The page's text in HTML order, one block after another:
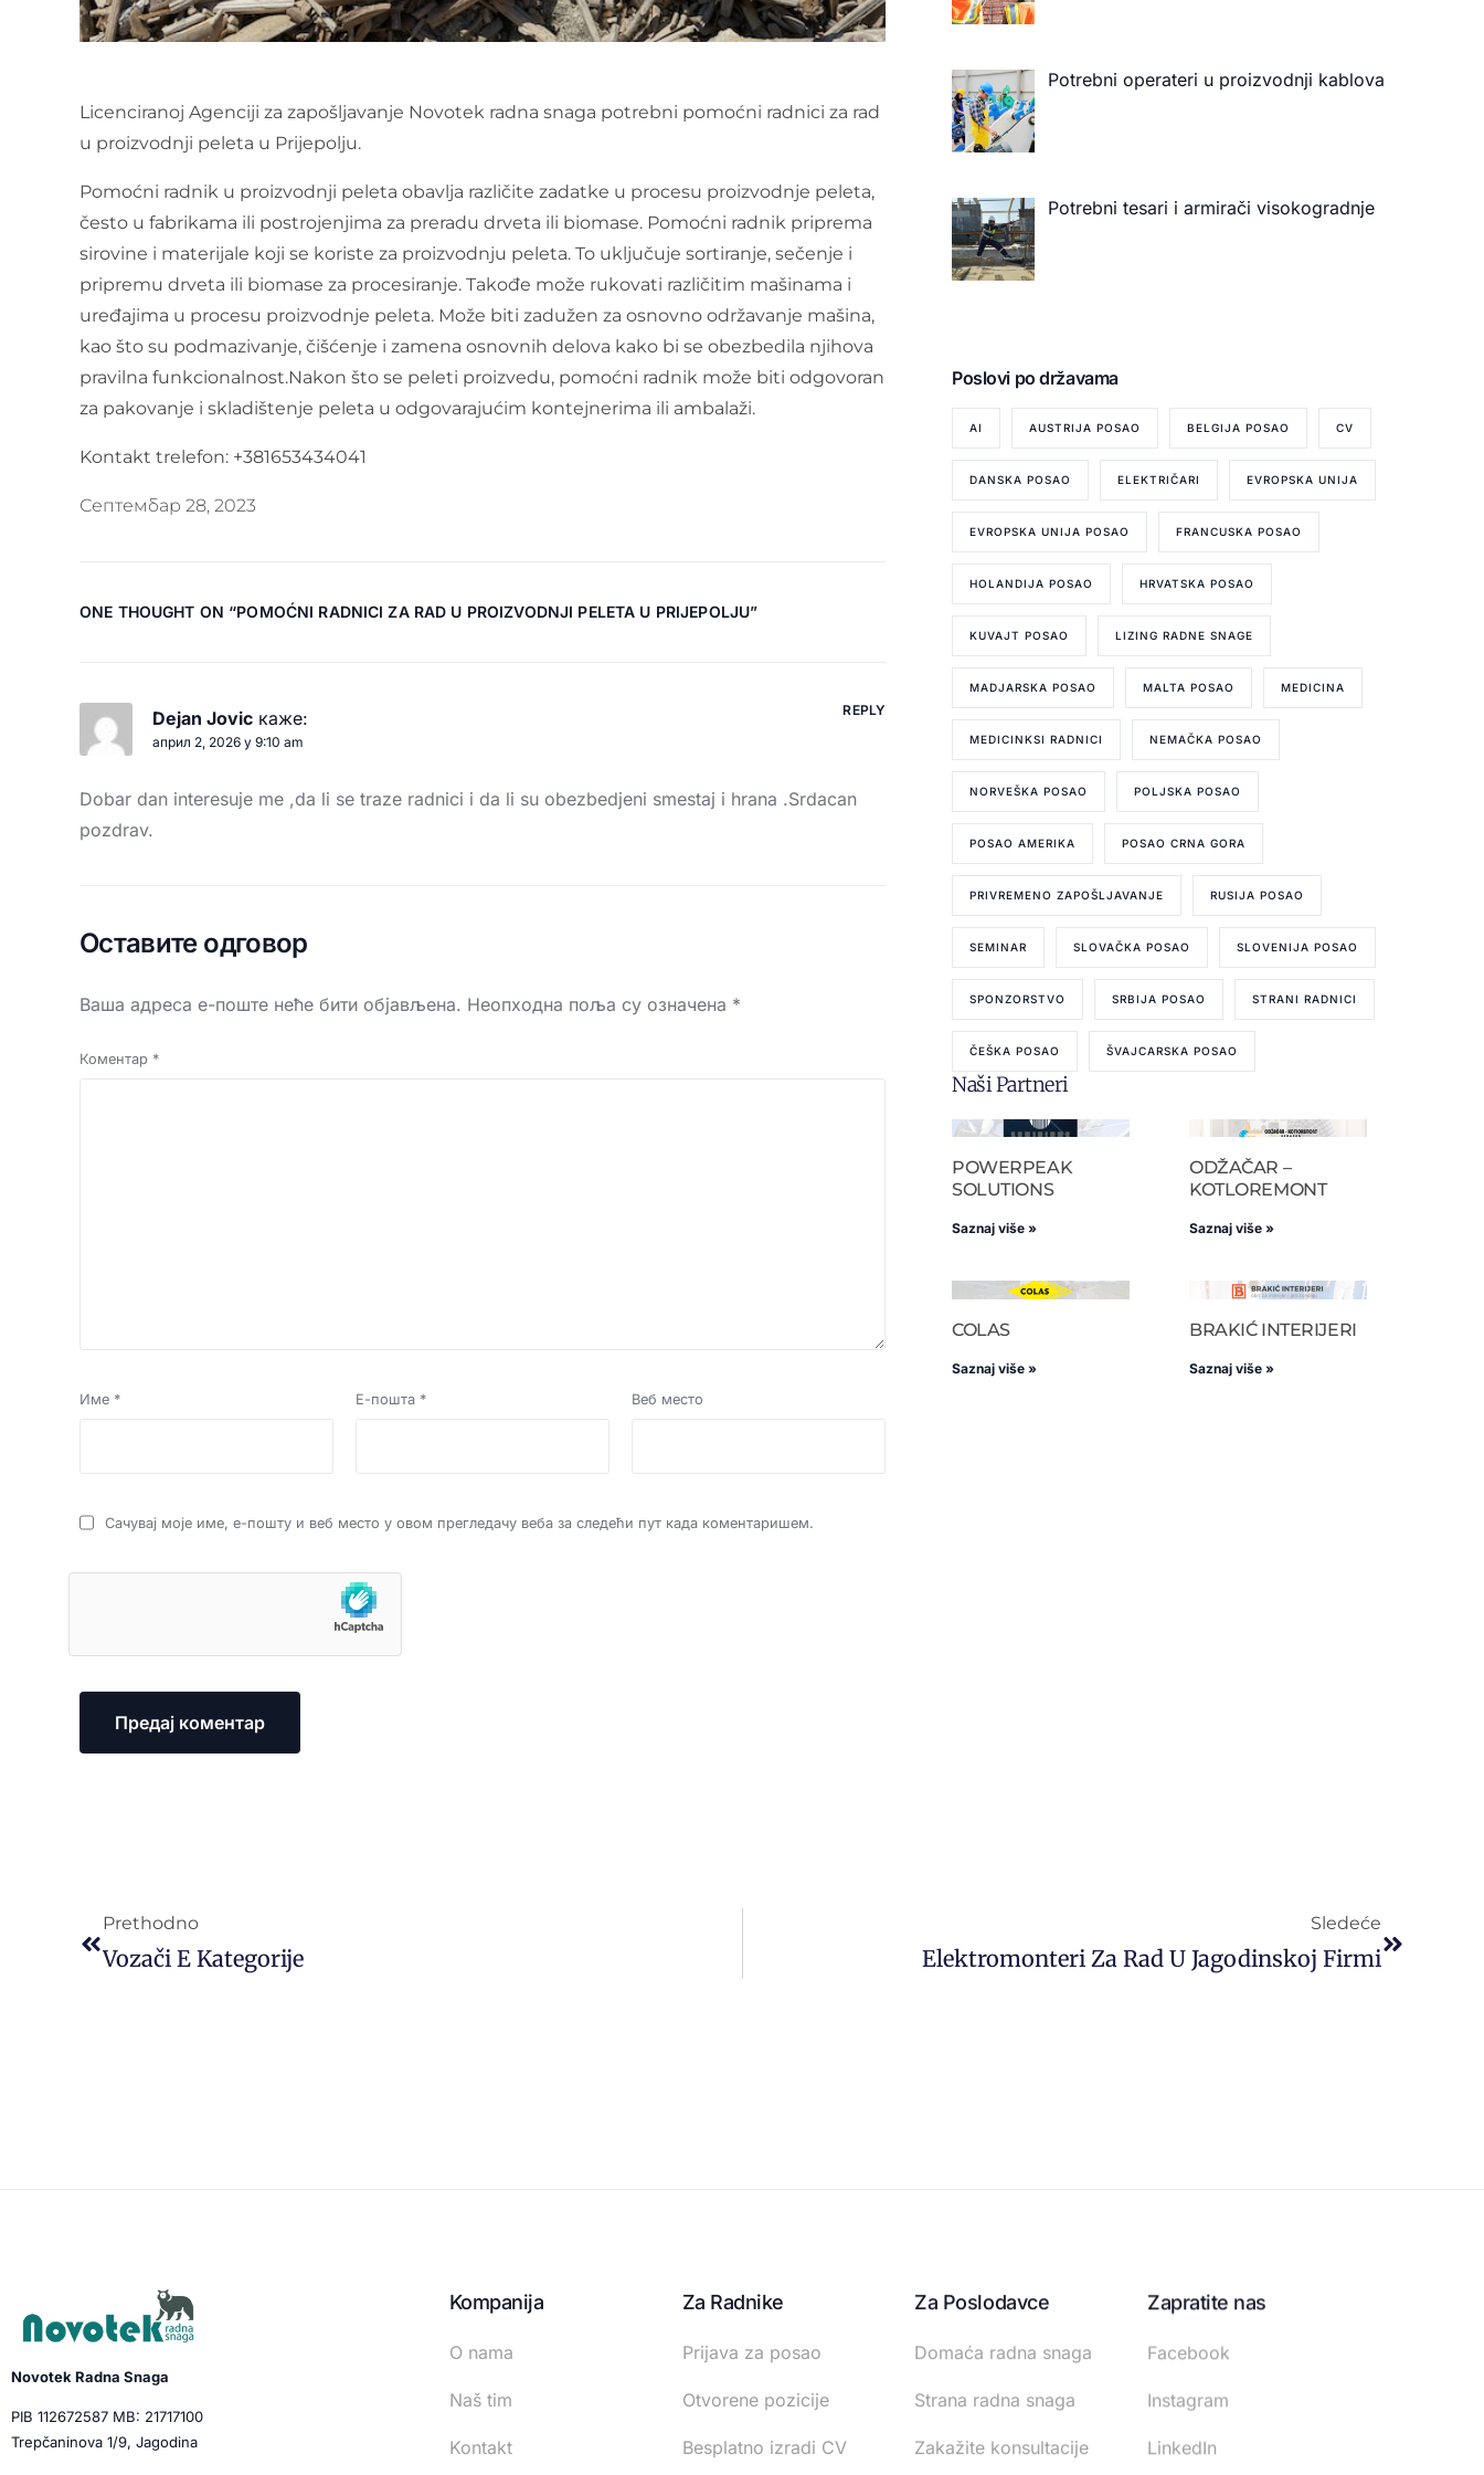
Licenciranoj Agenciji za zapošljavanje Novotek radna snaga potrebni pomoćni radnici za rad
u proizvodnji peleta u Prijepolju.
Pomoćni radnik u proizvodnji peleta obavlja različite zadatke u procesu proizvodnje peleta,
često u fabrikama ili postrojenjima za preradu drveta ili biomase. Pomoćni radnik priprema
sirovine i materijale koji se koriste za proizvodnju peleta. To uključuje sortiranje, sečenje i
pripremu drveta ili biomase za procesiranje. Takođe može rukovati različitim mašinama i
uređajima u procesu proizvodnje peleta. Može biti zadužen za osnovno održavanje mašina,
kao što su podmazivanje, čišćenje i zamena osnovnih delova kako bi se obezbedila njihova
pravilna funkcionalnost.Nakon što se peleti proizvedu, pomoćni radnik može biti odgovoran
za pakovanje i skladištenje peleta u odgovarajućim kontejnerima ili ambalaži.
Kontakt trelefon: +381653434041
Септембар 28, 2023
ONE THOUGHT ON “POMOĆNI RADNICI ZA RAD U PROIZVODNJI PELETA U PRIJEPOLJU”
Dejan Jovic каже:
април 2, 2026 у 9:10 am
Dobar dan interesuje me ,da li se traze radnici i da li su obezbedjeni smestaj i hrana .Srdacan
pozdrav.
REPLY
Оставите одговор
Ваша адреса е-поште неће бити објављена. Неопходна поља су означена *
Коментар *
Име * Е-пошта * Веб место
Сачувај моје име, е-пошту и веб место у овом прегледачу веба за следећи пут када коментаришем.
Potrebni operateri u proizvodnji kablova
Potrebni tesari i armirači visokogradnje
Poslovi po državama
AI AUSTRIJA POSAO BELGIJA POSAO CV
DANSKA POSAO ELEKTRIČARI EVROPSKA UNIJA
EVROPSKA UNIJA POSAO FRANCUSKA POSAO
HOLANDIJA POSAO HRVATSKA POSAO
KUVAJT POSAO LIZING RADNE SNAGE
MADJARSKA POSAO MALTA POSAO MEDICINA
MEDICINKSI RADNICI NEMAČKA POSAO
NORVEŠKA POSAO POLJSKA POSAO
POSAO AMERIKA POSAO CRNA GORA
PRIVREMENO ZAPOŠLJAVANJE RUSIJA POSAO
SEMINAR SLOVAČKA POSAO SLOVENIJA POSAO
SPONZORSTVO SRBIJA POSAO STRANI RADNICI
ČEŠKA POSAO ŠVAJCARSKA POSAO
Naši Partneri
POWERPEAK
SOLUTIONS
Saznaj više »
ODŽAČAR –
KOTLOREMONT
Saznaj više »
COLAS
Saznaj više »
BRAKIĆ INTERIJERI
Saznaj više »
Prethodno
Vozači E Kategorije
Sledeće
Elektromonteri Za Rad U Jagodinskoj Firmi
Novotek Radna Snaga
PIB 112672587 MB: 21717100
Trepčaninova 1/9, Jagodina
Kompanija
O nama
Naš tim
Kontakt
Za Radnike
Prijava za posao
Otvorene pozicije
Besplatno izradi CV
Za Poslodavce
Domaća radna snaga
Strana radna snaga
Zakažite konsultacije
Zapratite nas
Facebook
Instagram
LinkedIn